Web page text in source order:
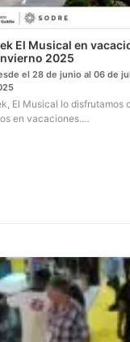
El Musical en
2025
el 28 de junio al 06 de
El Musical lo disfrutamos
en vacaciones.…